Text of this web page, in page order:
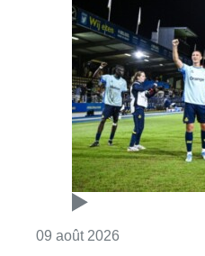
09 août 2026